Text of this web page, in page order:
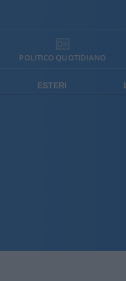
POLITICO QUOTIDIANO
ESTERI